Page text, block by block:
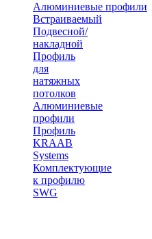
Алюминиевые профили
Встраиваемый
Подвесной/
накладной
Профиль
для
натяжных
потолков
Алюминиевые
профили
Профиль
KRAAB
Systems
Комплектующие
к профилю
SWG